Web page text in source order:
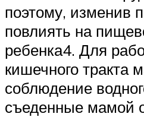
поэтому, изменив
повлиять на
ребенка4. Для
кишечного
соблюдение
съеденные мамой